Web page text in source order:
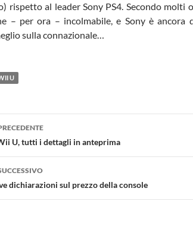
rispetto al leader Sony PS4. Secondo molti
– per ora – incolmabile, e Sony è ancora
sulla connazionale…
U
U, tutti i dettagli in anteprima
dichiarazioni sul prezzo della console